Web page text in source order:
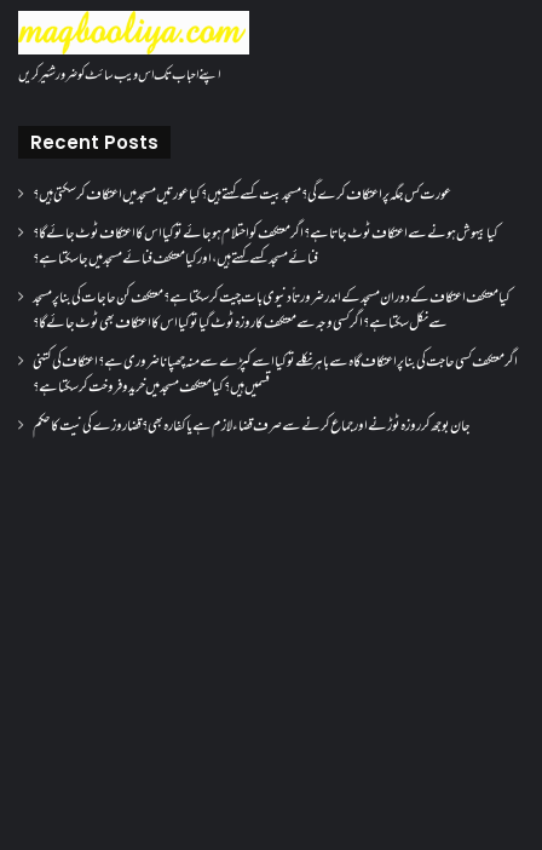
اپنے احباب تک اس ویب سائٹ کو ضرور شئیر کریں
Recent Posts
عورت کس جگہ پر اعتکاف کرے گی؟مسجد بیت کسے کہتے ہیں؟کیا عورتیں مسجد میں اعتکاف کر سکتی ہیں؟
کیا بیہوش ہونے سے اعتکاف ٹوٹ جاتا ہے؟ اگر معتکف کو احتلام ہو جائے تو کیا اس کا اعتکاف ٹوٹ جائے گا؟
فنائے مسجد کسے کہتے ہیں ، اور کیا معتکف فنائے مسجد میں جا سکتا ہے؟
کیا معتکف اعتکاف کے دوران مسجد کے اندر ضرورتاً دنیوی بات چیت کر سکتا ہے؟معتکف کن حاجات کی بنا پر مسجد
سے نکل سکتا ہے؟ اگر کسی وجہ سے معتکف کا روزہ ٹوٹ گیا تو کیا اس کا اعتکاف بھی ٹوٹ جائے گا؟
اگر معتکف کسی حاجت کی بنا پر اعتکاف گاہ سے باہر نکلے تو کیا اسے کپڑے سے منہ چھپانا ضروری ہے؟اعتکاف کی کتنی
قسمیں ہیں؟کیا معتکف مسجد میں خرید و فروخت کر سکتا ہے؟
جان بوجھ کر روزہ ٹوڑنے اور جماع کرنے سے صرف قضاء لازم ہے یا کفارہ بھی؟ قضا روزے کی نیت کا حکم